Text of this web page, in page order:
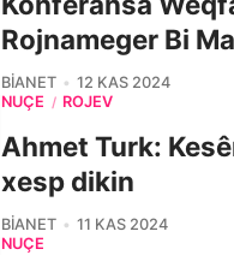
Rojnameger Bi
BIANET
12 KAS 2024
NÛÇE / ROJEV
Ahmet Turk:
xesp dikin
BIANET
11 KAS 2024
NÛÇE